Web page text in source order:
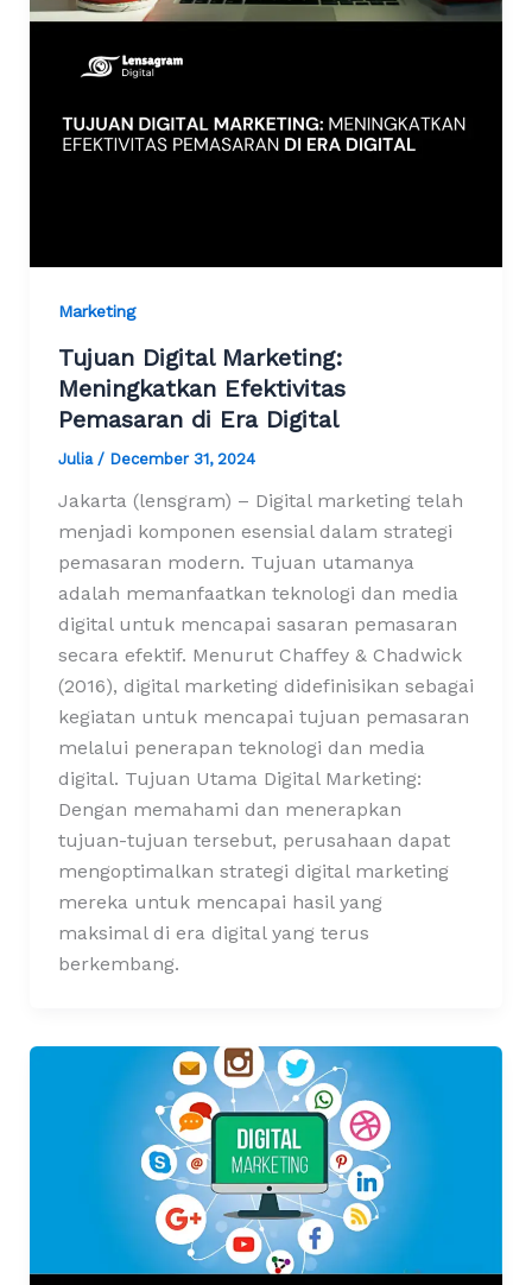
Marketing
Tujuan Digital Marketing:
Meningkatkan Efektivitas
Pemasaran di Era Digital
Julia / December 31, 2024
Jakarta (lensgram) – Digital marketing telah
menjadi komponen esensial dalam strategi
pemasaran modern. Tujuan utamanya
adalah memanfaatkan teknologi dan media
digital untuk mencapai sasaran pemasaran
secara efektif. Menurut Chaffey & Chadwick
(2016), digital marketing didefinisikan sebagai
kegiatan untuk mencapai tujuan pemasaran
melalui penerapan teknologi dan media
digital. Tujuan Utama Digital Marketing:
Dengan memahami dan menerapkan
tujuan-tujuan tersebut, perusahaan dapat
mengoptimalkan strategi digital marketing
mereka untuk mencapai hasil yang
maksimal di era digital yang terus
berkembang.